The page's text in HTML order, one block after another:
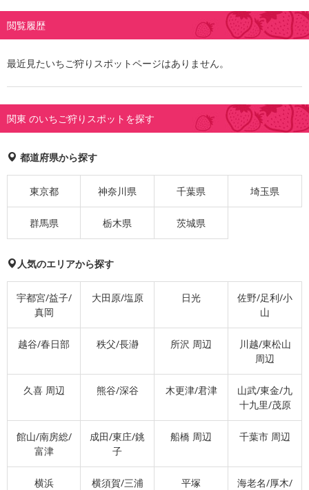
閲覧履歴
最近見たいちご狩りスポットページはありません。
関東 のいちご狩りスポットを探す
都道府県から探す
東京都 神奈川県 千葉県 埼玉県
群馬県 栃木県 茨城県
人気のエリアから探す
宇都宮/益子/
真岡
大田原/塩原 日光
佐野/足利/小
山
越谷/春日部 秩父/長瀞 所沢 周辺
川越/東松山
周辺
久喜 周辺 熊谷/深谷 木更津/君津
山武/東金/九
十九里/茂原
館山/南房総/
富津
成田/東庄/銚
子
船橋 周辺 千葉市 周辺
横浜 横須賀/三浦 平塚
海老名/厚木/